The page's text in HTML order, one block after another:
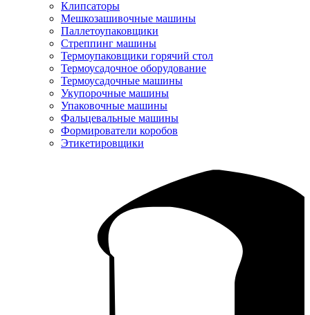
Клипсаторы
Мешкозашивочные машины
Паллетоупаковщики
Стреппинг машины
Термоупаковщики горячий стол
Термоусадочное оборудование
Термоусадочные машины
Укупорочные машины
Упаковочные машины
Фальцевальные машины
Формирователи коробов
Этикетировщики